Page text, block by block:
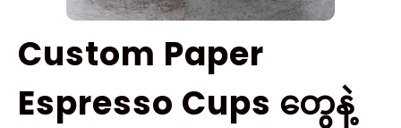
Custom Paper
Espresso Cups တွေနဲ့